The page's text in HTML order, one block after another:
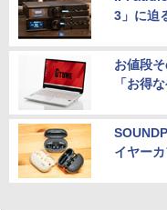
3」に迫
お値段
「お得
イヤー